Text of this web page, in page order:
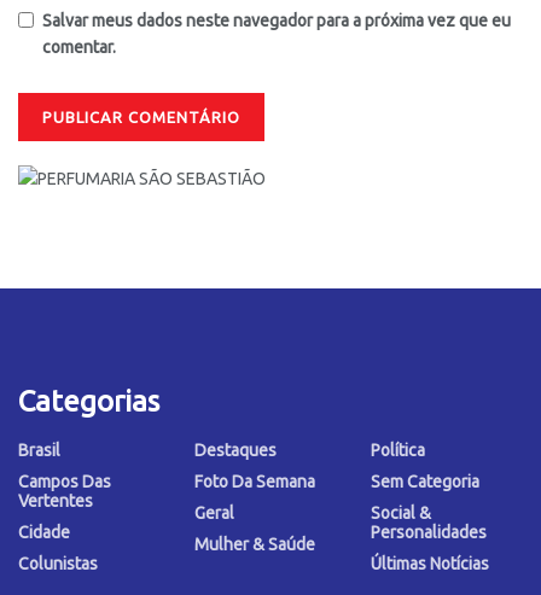
Salvar meus dados neste navegador para a próxima vez que eu
comentar.
Categorias
Brasil
Campos Das
Vertentes
Cidade
Colunistas
Destaques
Foto Da Semana
Geral
Mulher & Saúde
Política
Sem Categoria
Social &
Personalidades
Últimas Notícias